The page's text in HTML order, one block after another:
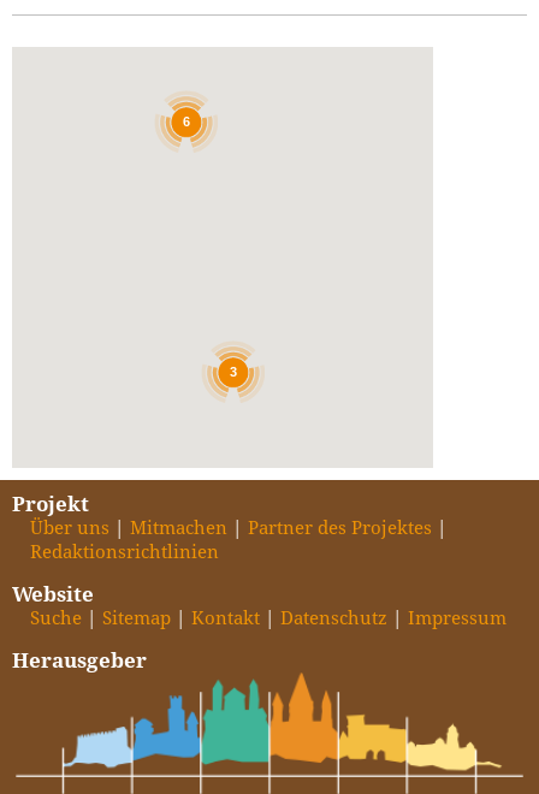
3
6
Projekt
Über uns Mitmachen
Partner des Projektes
Redaktionsrichtlinien
Website
Suche Sitemap Kontakt Datenschutz Impressum
Herausgeber